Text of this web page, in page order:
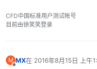
CFD中国标准用户测试帐号
目前由徐笑笑登录
M MX在 2016年8月15日 上午
最后由 编辑